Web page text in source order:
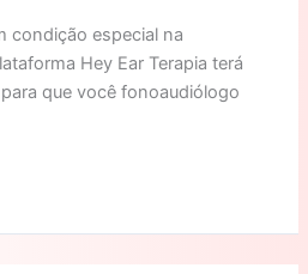
condição especial na
Hey Ear Terapia terá
que você fonoaudiólogo